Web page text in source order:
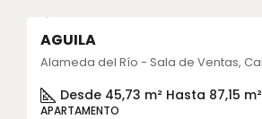
AGUILA
Desde 45,73 m² Hasta 87,15 m²
APARTAMENTO